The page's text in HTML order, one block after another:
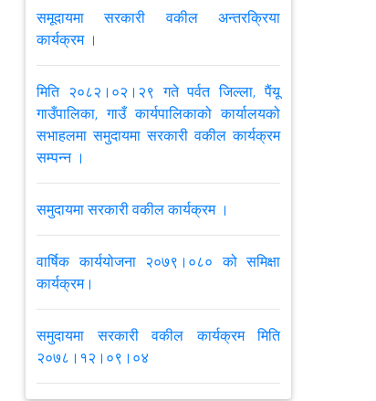
समूदायमा सरकारी वकील अन्तरक्रिया
कार्यक्रम ।
मिति २०८२।०२।२९ गते पर्वत जिल्ला, पैंयू
गाउँपालिका, गाउँ कार्यपालिकाको कार्यालयको
सभाहलमा समुदायमा सरकारी वकील कार्यक्रम
सम्पन्न ।
समुदायमा सरकारी वकील कार्यक्रम ।
वार्षिक कार्ययोजना २०७९।०८० को समिक्षा
कार्यक्रम।
समुदायमा सरकारी वकील कार्यक्रम मिति
२०७८।१२।०९।०४